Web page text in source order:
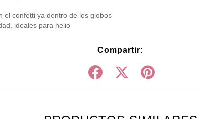
el confetti ya dentro de los globos
ideales para helio
Compartir: